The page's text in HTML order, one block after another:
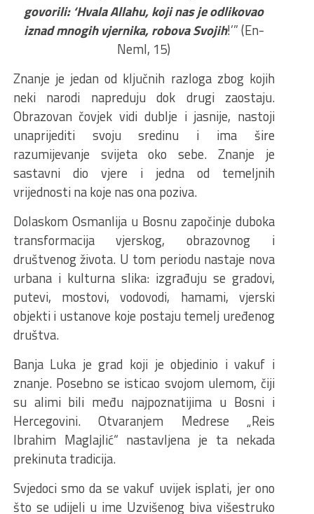
govorili: ‘Hvala Allahu, koji nas je odlikovao
iznad mnogih vjernika, robova Svojih!’” (En-
Neml, 15)
Znanje je jedan od ključnih razloga zbog kojih
neki narodi napreduju dok drugi zaostaju.
Obrazovan čovjek vidi dublje i jasnije, nastoji
unaprijediti svoju sredinu i ima šire
razumijevanje svijeta oko sebe. Znanje je
sastavni dio vjere i jedna od temeljnih
vrijednosti na koje nas ona poziva.
Dolaskom Osmanlija u Bosnu započinje duboka
transformacija vjerskog, obrazovnog i
društvenog života. U tom periodu nastaje nova
urbana i kulturna slika: izgrađuju se gradovi,
putevi, mostovi, vodovodi, hamami, vjerski
objekti i ustanove koje postaju temelj uređenog
društva.
Banja Luka je grad koji je objedinio i vakuf i
znanje. Posebno se isticao svojom ulemom, čiji
su alimi bili među najpoznatijima u Bosni i
Hercegovini. Otvaranjem Medrese „Reis
Ibrahim Maglajlić“ nastavljena je ta nekada
prekinuta tradicija.
Svjedoci smo da se vakuf uvijek isplati, jer ono
što se udijeli u ime Uzvišenog biva višestruko